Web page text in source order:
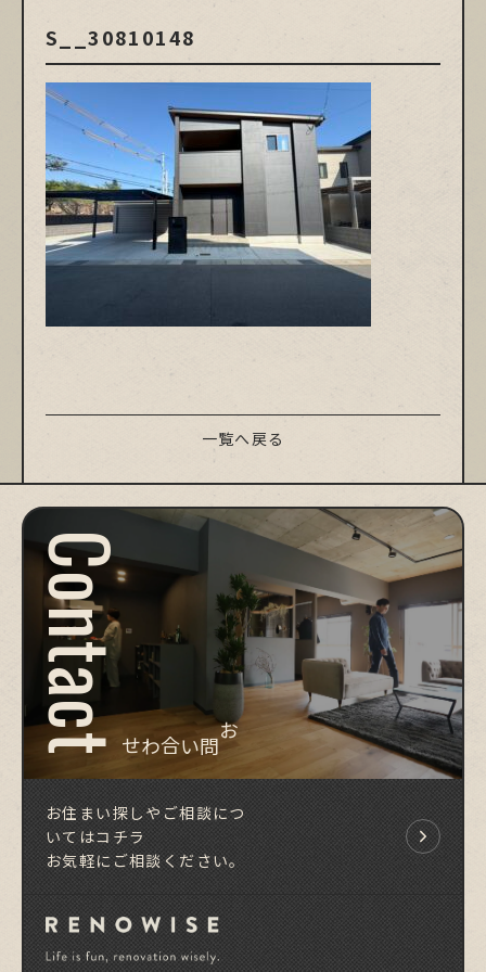
S__30810148
一覧へ戻る
Contact
お問い合わせ
お住まい探しやご相談につ
いてはコチラ
お気軽にご相談ください。